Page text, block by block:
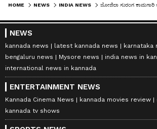
HOME NEWS INDIA NEWS
NEWS
kannada news latest kannada news
karnataka
bengaluru news
Mysore news
india news in
international news in kannada
ENTERTAINMENT NEWS
Kannada Cinema News kannada movies review
kannada tv shows